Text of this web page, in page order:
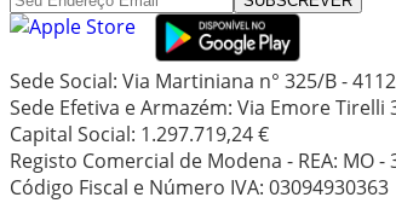
Sede Social: Via Martiniana n° 325/B -
Sede Efetiva e Armazém: Via Emore Tirelli
Capital Social: 1.297.719,24 €
Registo Comercial de Modena - REA: MO -
Código Fiscal e Número IVA: 03094930363